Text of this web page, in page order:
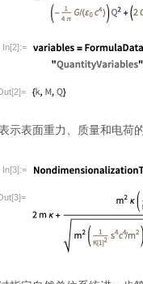
In[2]:=
示表面重力、质量和电荷
In[3]:=